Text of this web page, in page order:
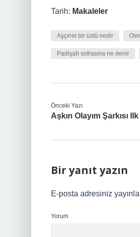
Tarih: Makaleler
Aşçının bir üstü nedir
Padişah sofrasına ne denir
Önceki Yazı
Aşkın Olayım Şarkısı
Bir yanıt yazın
E-posta adresiniz
Yorum